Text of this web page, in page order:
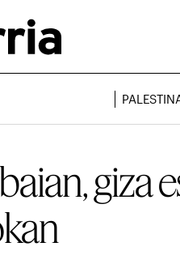
giza